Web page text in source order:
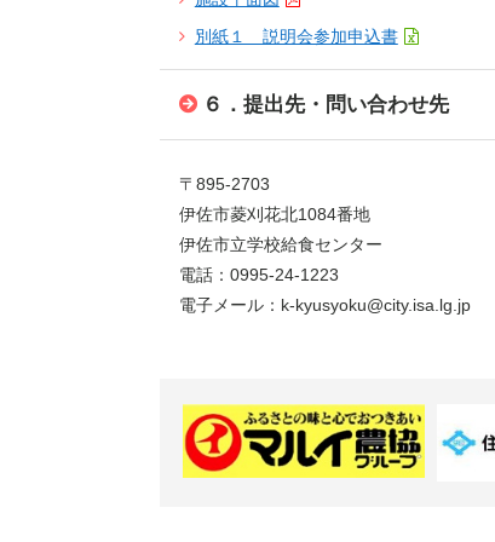
別紙１ 説明会参加申込書
６．提出先・問い合わせ先
〒895-2703
伊佐市菱刈花北1084番地
伊佐市立学校給食センター
電話：0995-24-1223
電子メール：k-kyusyoku@city.isa.lg.jp